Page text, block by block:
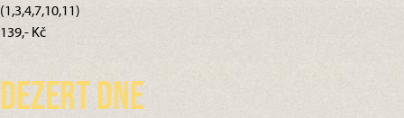
(1,3,4,7,10,11)
139,- Kč
Dezert dne